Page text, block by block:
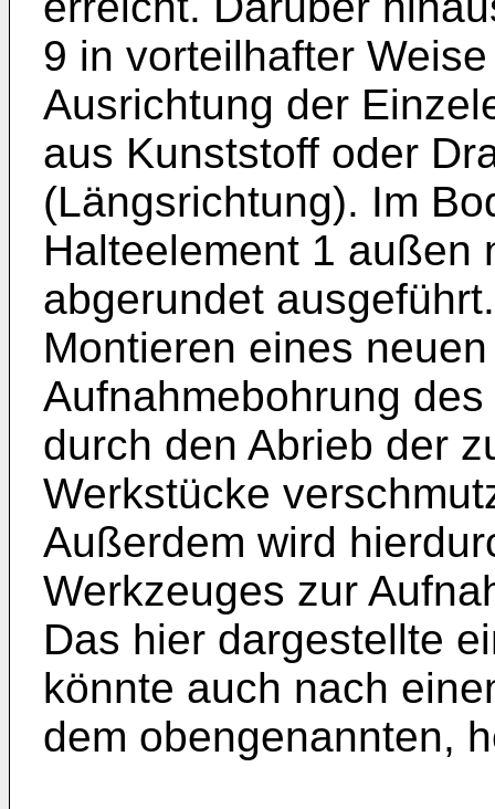
9 in vorteilhafter
Ausrichtung der
aus Kunststoff oder
(Längsrichtung). Im
Halteelement 1 außen
abgerundet
Montieren eines
Aufnahmebohrung
durch den Abrieb der
Werkstücke
Außerdem wird
Werkzeuges zur
Das hier dargestellte
könnte auch nach
dem obengenannten,